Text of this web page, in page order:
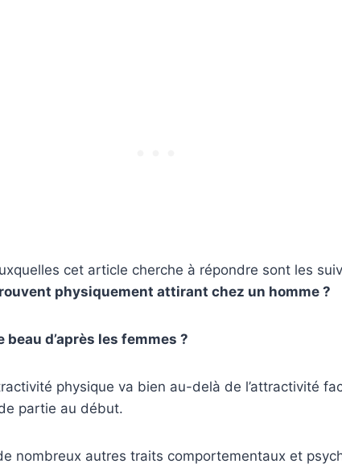
cet article cherche à répondre sont les
physiquement attirant chez un homme ?
beau d’après les femmes ?
physique va bien au-delà de l’attractivité
partie au début.
nombreux autres traits comportementaux et